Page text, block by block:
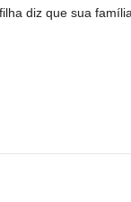
diz que sua